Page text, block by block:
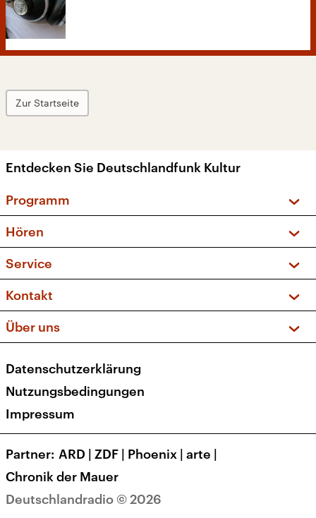
Zur Startseite
Entdecken Sie Deutschlandfunk Kultur
Programm
Sendungen und Podcasts
Musikliste
Kakadu – Das Kinderprogramm
Hören
Frequenzen (UKW + DAB+)
Service
FAQ
Apps
Newsletter
Veranstaltungen
Kontakt
Social Media
Über uns
Presse
Karriere
Transparenz
Deutschlandradio © 2026
Datenschutzerklärung
Nutzungsbedingungen
Impressum
Partner ARD | ZDF | Phoenix | arte |
Chronik der Mauer